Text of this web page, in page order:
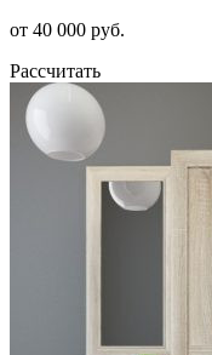
от 40 000 руб.
Рассчитать